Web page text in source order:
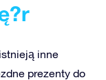
inne
prezenty do